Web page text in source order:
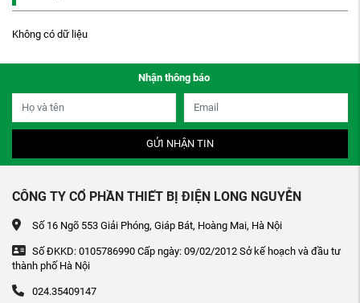
Không có dữ liệu
Nhận thông báo
GỬI NHẬN TIN
CÔNG TY CỔ PHẦN THIẾT BỊ ĐIỆN LONG NGUYỄN
Số 16 Ngõ 553 Giải Phóng, Giáp Bát, Hoàng Mai, Hà Nội
Số ĐKKD: 0105786990 Cấp ngày: 09/02/2012 Sở kế hoạch và đầu tư
thành phố Hà Nội
024.35409147